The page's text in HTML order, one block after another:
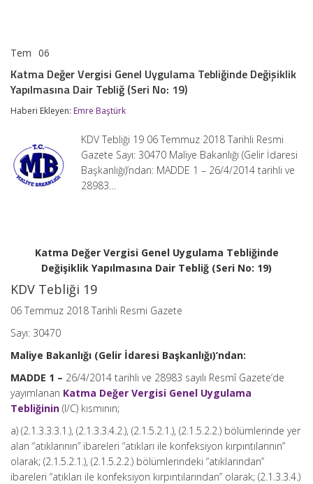
Tem 06
Vergisi
Genel
Tebliğinde
Yapılmasına
Tebliğ
(Seri
Katma Değer Vergisi Genel Uygulama Tebliğinde Değişiklik
Yapılmasına Dair Tebliğ (Seri No: 19)
Haberi Ekleyen: Emre Baştürk
KDV Tebliği 19 06 Temmuz 2018 Tarihli Resmi
Gazete Sayı: 30470 Maliye Bakanlığı (Gelir İdaresi
Başkanlığı)’ndan: MADDE 1 – 26/4/2014 tarihli ve
28983…
Katma Değer Vergisi Genel Uygulama Tebliğinde
Değişiklik Yapılmasına Dair Tebliğ (Seri No: 19)
KDV Tebliği 19
06 Temmuz 2018 Tarihli Resmi Gazete
Sayı: 30470
Maliye Bakanlığı (Gelir İdaresi Başkanlığı)’ndan:
MADDE 1 – 26/4/2014 tarihli ve 28983 sayılı Resmî Gazete’de
yayımlanan Katma Değer Vergisi Genel Uygulama
Tebliğinin (I/C) kısmının;
a) (2.1.3.3.3.1.), (2.1.3.3.4.2.), (2.1.5.2.1.), (2.1.5.2.2.) bölümlerinde yer
alan “atıklarının” ibareleri “atıkları ile konfeksiyon kırpıntılarının”
olarak; (2.1.5.2.1.), (2.1.5.2.2.) bölümlerindeki “atıklarından”
ibareleri “atıkları ile konfeksiyon kırpıntılarından” olarak; (2.1.3.3.4.)